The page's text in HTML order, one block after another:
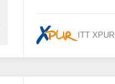
ITT XPUR